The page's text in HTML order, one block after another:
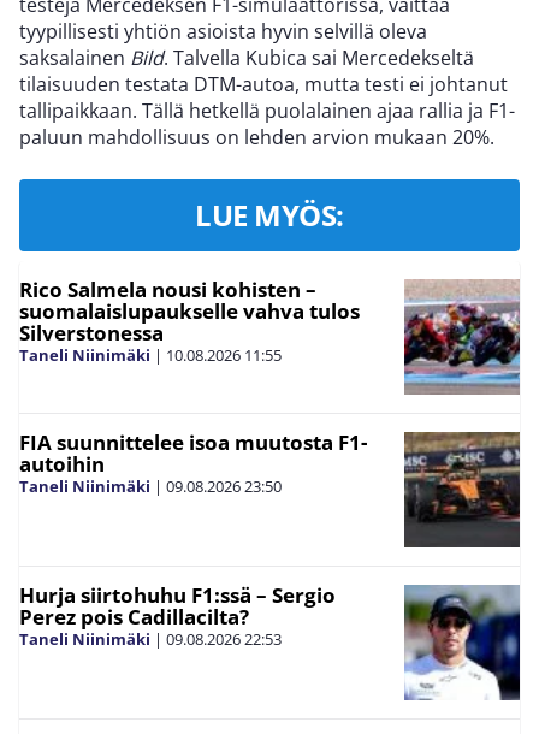
tyypillisesti yhtiön asioista hyvin selvillä oleva
saksalainen Bild. Talvella Kubica sai Mercedekseltä
tilaisuuden testata DTM-autoa, mutta testi ei johtanut
tallipaikkaan. Tällä hetkellä puolalainen ajaa rallia ja F1-
paluun mahdollisuus on lehden arvion mukaan 20%.
LUE MYÖS:
Rico Salmela nousi kohisten –
suomalaislupaukselle vahva tulos
Silverstonessa
Taneli Niinimäki | 10.08.2026 11:55
FIA suunnittelee isoa muutosta F1-
autoihin
Taneli Niinimäki | 09.08.202623:50
Hurja siirtohuhu F1:ssä – Sergio
Perez pois Cadillacilta?
Taneli Niinimäki | 09.08.202622:53